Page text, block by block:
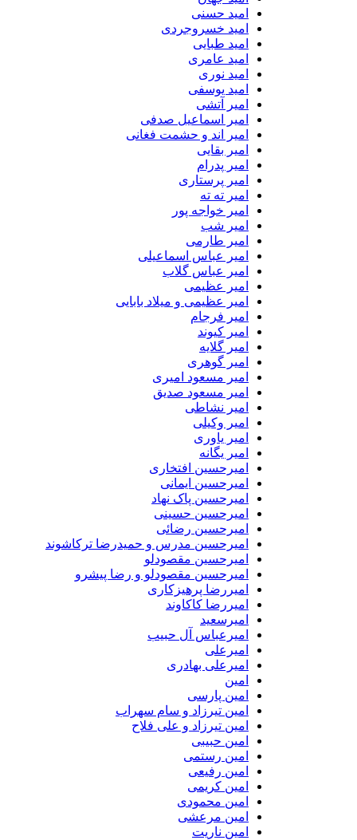
امید حسنی
امید خسروجردی
امید طبایی
امید عامری
امید نوری
امید یوسفی
امیر آتشی
امیر اسماعیل صدفی
امیر اند و حشمت فغانی
امیر بقایی
امیر پدرام
امیر پرستاری
امیر ته ته
امیر خواجه پور
امیر شب
امیر طارمی
امیر عباس اسماعیلی
امیر عباس گلاب
امیر عظیمی
امیر عظیمی و میلاد بابایی
امیر فرجام
امیر کیوند
امیر گلایه
امیر گوهری
امیر مسعود امیری
امیر مسعود صدیق
امیر نشاطی
امیر وکیلی
امیر یاوری
امیر یگانه
امیرحسین افتخاری
امیرحسین ایمانی
امیرحسین پاک نهاد
امیرحسین حسینی
امیرحسین رضائی
امیرحسین مدرس و حمیدرضا ترکاشوند
امیرحسین مقصودلو
امیرحسین مقصودلو و رضا پیشرو
امیررضا پرهیزکاری
امیررضا کاکاوند
امیرسعید
امیرعباس آل حبیب
امیرعلی
امیرعلی بهادری
امین پارسی
امین تیرزاد و سام سهراب
امین تیرزاد و علی فلاح
امین حبیبی
امین رستمی
امین رفیعی
امین کریمی
امین محمودی
امین مرعشی
امین ناریت